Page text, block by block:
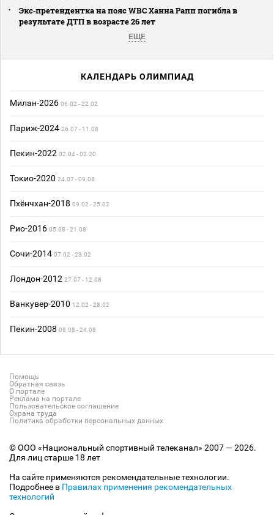
Экс‑претендентка на пояс WBC Ханна Рапп погибла в
результате ДТП в возрасте 26 лет
ЕЩЕ
КАЛЕНДАРЬ ОЛИМПИАД
Милан-2026 06.02 - 22.02
Париж-2024 26.07 - 11.08
Пекин-2022 02.04 - 02.20
Токио-2020 24.07 - 09.08
Пхёнчхан-2018 09.02 - 25.02
Рио-2016 05.08 - 21.08
Сочи-2014 07.02 - 23.02
Лондон-2012 27.07 - 12.08
Ванкувер-2010 12.02 - 28.02
Пекин-2008 08.08 - 24.08
Помощь
Обратная связь
О портале
Реклама на портале
Пользовательское соглашение
Охрана труда
Политика обработки персональных данных
© ООО «Национальный спортивный телеканал» 2007 — 2026.
Для лиц старше 18 лет
На сайте применяются рекомендательные технологии.
Подробнее в Правилах применения рекомендательных
технологий